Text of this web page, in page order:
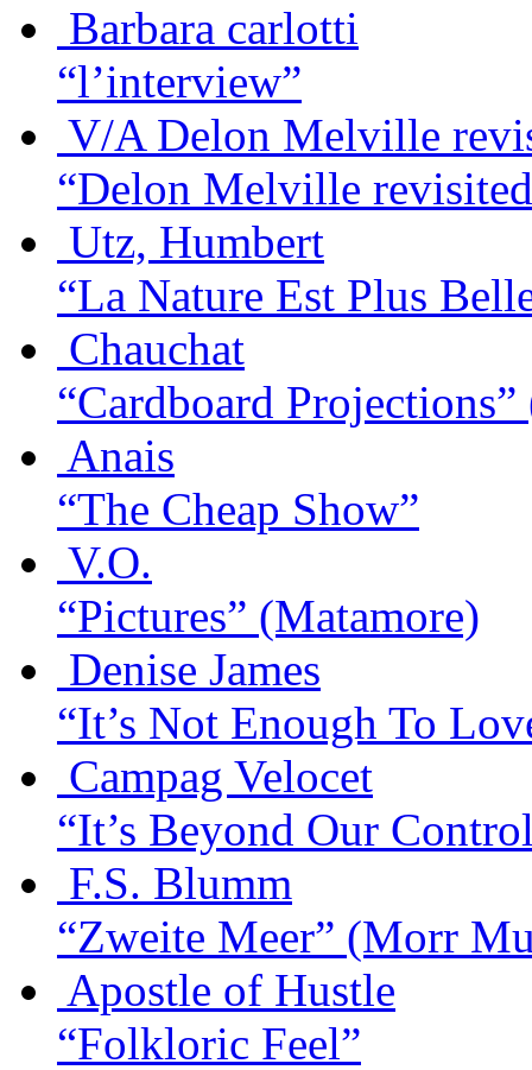
Barbara carlotti
“l’interview”
V/A Delon Melville
“Delon Melville
Utz, Humbert
“La Nature Est Plus
Chauchat
“Cardboard Projections”
Anais
“The Cheap Show”
V.O.
“Pictures” (Matamore)
Denise James
“It’s Not Enough To
Campag Velocet
“It’s Beyond Our
F.S. Blumm
“Zweite Meer” (Morr
Apostle of Hustle
“Folkloric Feel”